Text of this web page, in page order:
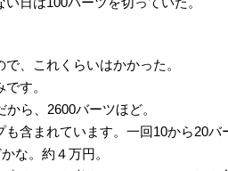
、これくらいはかかった。
す。
ら、2600バーツほど。
含まれています。一回10から20バ
な。約４万円。